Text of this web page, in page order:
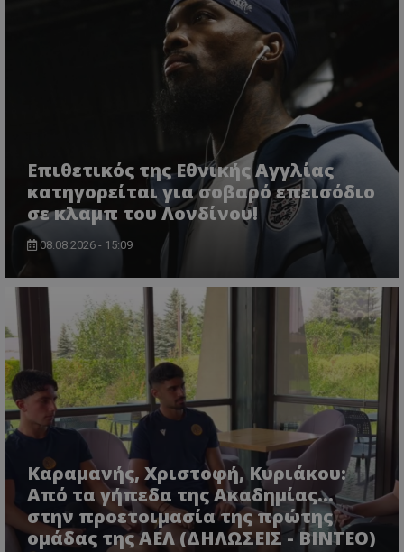
Επιθετικός της Εθνικής Αγγλίας
κατηγορείται για σοβαρό επεισόδιο
σε κλαμπ του Λονδίνου!
08.08.2026 - 15:09
Καραμανής, Χριστοφή, Κυριάκου:
Από τα γήπεδα της Ακαδημίας...
στην προετοιμασία της πρώτης
ομάδας της ΑΕΛ (ΔΗΛΩΣΕΙΣ - ΒΙΝΤΕΟ)